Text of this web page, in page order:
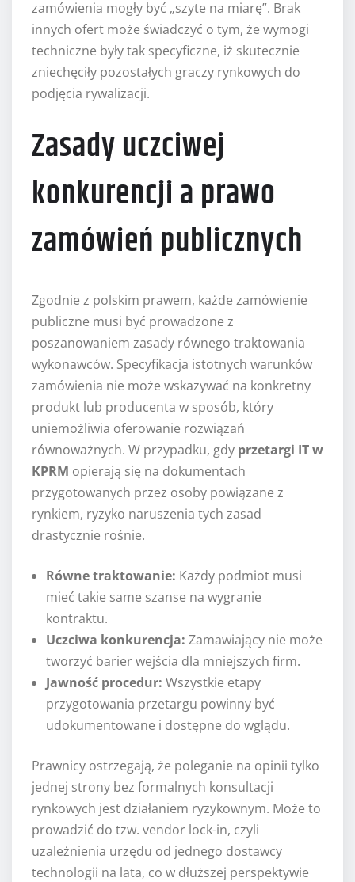
zamówienia mogły być „szyte na miarę”. Brak
innych ofert może świadczyć o tym, że wymogi
techniczne były tak specyficzne, iż skutecznie
zniechęciły pozostałych graczy rynkowych do
podjęcia rywalizacji.
Zasady uczciwej
konkurencji a prawo
zamówień publicznych
Zgodnie z polskim prawem, każde zamówienie
publiczne musi być prowadzone z
poszanowaniem zasady równego traktowania
wykonawców. Specyfikacja istotnych warunków
zamówienia nie może wskazywać na konkretny
produkt lub producenta w sposób, który
uniemożliwia oferowanie rozwiązań
równoważnych. W przypadku, gdy przetargi IT w
KPRM opierają się na dokumentach
przygotowanych przez osoby powiązane z
rynkiem, ryzyko naruszenia tych zasad
drastycznie rośnie.
Równe traktowanie: Każdy podmiot musi
mieć takie same szanse na wygranie
kontraktu.
Uczciwa konkurencja: Zamawiający nie może
tworzyć barier wejścia dla mniejszych firm.
Jawność procedur: Wszystkie etapy
przygotowania przetargu powinny być
udokumentowane i dostępne do wglądu.
Prawnicy ostrzegają, że poleganie na opinii tylko
jednej strony bez formalnych konsultacji
rynkowych jest działaniem ryzykownym. Może to
prowadzić do tzw. vendor lock-in, czyli
uzależnienia urzędu od jednego dostawcy
technologii na lata, co w dłuższej perspektywie